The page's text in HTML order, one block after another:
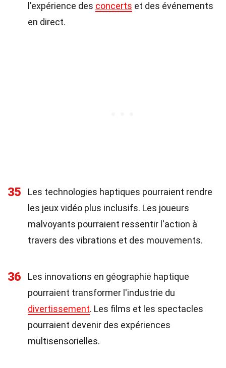
l'expérience des concerts et des événements
en direct.
35
Les technologies haptiques pourraient rendre
les jeux vidéo plus inclusifs. Les joueurs
malvoyants pourraient ressentir l'action à
travers des vibrations et des mouvements.
36
Les innovations en géographie haptique
pourraient transformer l'industrie du
divertissement. Les films et les spectacles
pourraient devenir des expériences
multisensorielles.